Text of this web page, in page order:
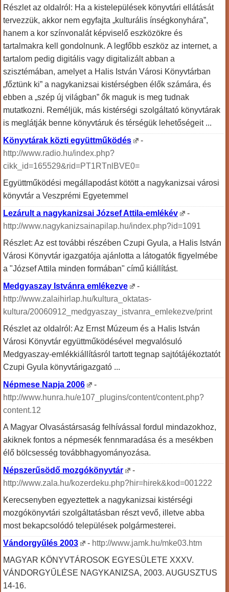
Részlet az oldalról: Ha a kistelepülések könyvtári ellátását
tervezzük, akkor nem egyfajta „kulturális ínségkonyhára”,
hanem a kor színvonalát képviselő eszközökre és
tartalmakra kell gondolnunk. A legfőbb eszköz az internet, a
tartalom pedig digitális vagy digitalizált abban a
szisztémában, amelyet a Halis István Városi Könyvtárban
„főztünk ki” a nagykanizsai kistérségben élők számára, és
ebben a „szép új világban” ők maguk is meg tudnak
mutatkozni. Reméljük, más kistérségi szolgáltató könyvtárak
is meglátják benne könyvtáruk és térségük lehetőségeit ...
Könyvtárak közti együttműködés
-
http://www.radio.hu/index.php?
cikk_id=165529&rid=PT1RTnlBVE0=
Együttműködési megállapodást kötött a nagykanizsai városi
könyvtár a Veszprémi Egyetemmel
Lezárult a nagykanizsai József Attila-emlékév
-
http://www.nagykanizsainapilap.hu/index.php?id=1091
Részlet: Az est további részében Czupi Gyula, a Halis István
Városi Könyvtár igazgatója ajánlotta a látogatók figyelmébe
a "József Attila minden formában" című kiállítást.
Medgyaszay Istvánra emlékezve
-
http://www.zalaihirlap.hu/kultura_oktatas-
kultura/20060912_medgyaszay_istvanra_emlekezve/print
Részlet az oldalról: Az Ernst Múzeum és a Halis István
Városi Könyvtár együttműködésével megvalósuló
Medgyaszay-emlékkiállításról tartott tegnap sajtótájékoztatót
Czupi Gyula könyvtárigazgató ...
Népmese Napja 2006
-
http://www.hunra.hu/e107_plugins/content/content.php?
content.12
A Magyar Olvasástársaság felhívással fordul mindazokhoz,
akiknek fontos a népmesék fennmaradása és a mesékben
élő bölcsesség továbbhagyományozása.
Népszerűsödő mozgókönyvtár
-
http://www.zala.hu/kozerdeku.php?hir=hirek&kod=001222
Kerecsenyben egyeztettek a nagykanizsai kistérségi
mozgókönyvtári szolgáltatásban részt vevő, illetve abba
most bekapcsolódó települések polgármesterei.
Vándorgyűlés 2003
- http://www.jamk.hu/mke03.htm
MAGYAR KÖNYVTÁROSOK EGYESÜLETE XXXV.
VÁNDORGYŰLÉSE NAGYKANIZSA, 2003. AUGUSZTUS
14-16.